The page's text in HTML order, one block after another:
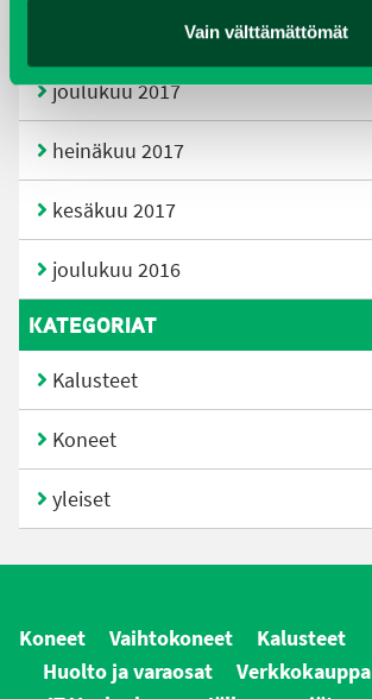
Vain välttämättömät
tammikuu 2018
joulukuu 2017
heinäkuu 2017
kesäkuu 2017
joulukuu 2016
KATEGORIAT
Kalusteet
Koneet
yleiset
Koneet Vaihtokoneet
Kalusteet
Huolto ja varaosat
Verkkokauppa